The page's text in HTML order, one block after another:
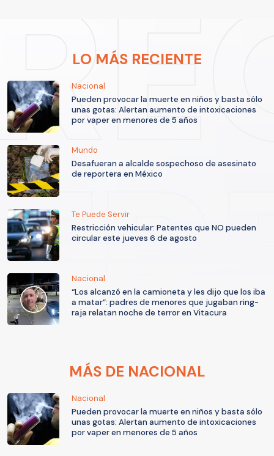
LO MÁS RECIENTE
Nacional
Pueden provocar la muerte en niños y basta sólo
unas gotas: Alertan aumento de intoxicaciones
por vaper en menores de 5 años
Mundo
Desafueran a alcalde sospechoso de asesinato
de reportera en México
Te Puede Servir
Restricción vehicular: Patentes que NO pueden
circular este jueves 6 de agosto
Nacional
“Los alcanzó en la camioneta y les dijo que los iba
a matar”: padres de menores que jugaban ring-
raja relatan noche de terror en Vitacura
MÁS DE NACIONAL
Nacional
Pueden provocar la muerte en niños y basta sólo
unas gotas: Alertan aumento de intoxicaciones
por vaper en menores de 5 años